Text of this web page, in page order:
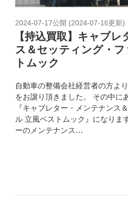
2024-07-17公開 (2024-07-16更新)
【持込買取】キャブ
ス＆セッティング・
トムック
自動車の整備会社経営者の方よ
をお譲り頂きました。 その中に
『キャブレター・メンテナンス
ル 立風ベストムック』になりま
ーのメンテナンス…